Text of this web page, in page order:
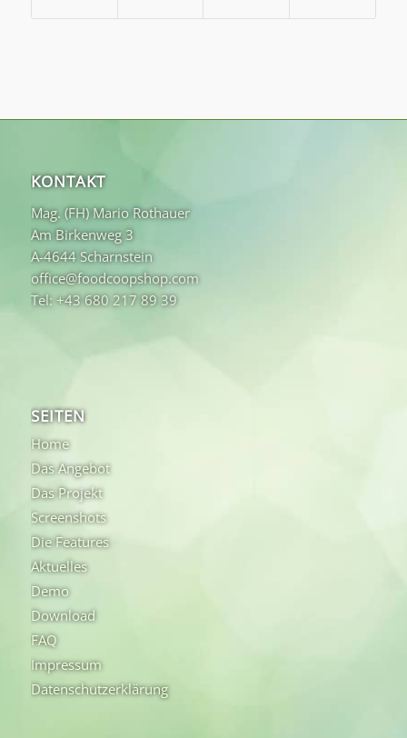
KONTAKT
Mag. (FH) Mario Rothauer
Am Birkenweg 3
A-4644 Scharnstein
office@foodcoopshop.com
Tel: +43 680 217 89 39
SEITEN
Home
Das Angebot
Das Projekt
Screenshots
Die Features
Aktuelles
Demo
Download
FAQ
Impressum
Datenschutzerklärung